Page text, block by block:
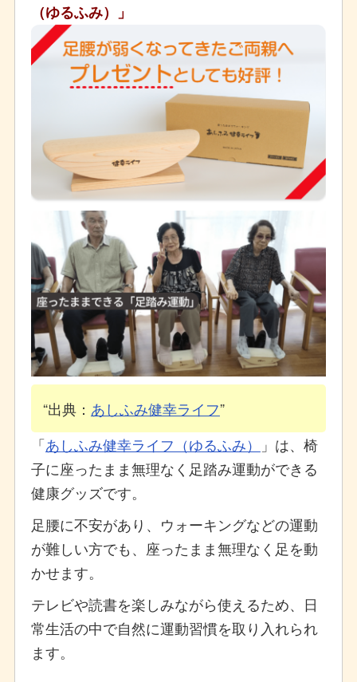
（ゆるふみ）」
出典： あしふみ健幸ライフ
「あしふみ健幸ライフ（ゆるふみ）
」は、椅
子に座ったまま無理なく足踏み運動ができる
健康グッズです。
足腰に不安があり、ウォーキングなどの運動
が難しい方でも、座ったまま無理なく足を動
かせます。
テレビや読書を楽しみながら使えるため、日
常生活の中で自然に運動習慣を取り入れられ
ます。